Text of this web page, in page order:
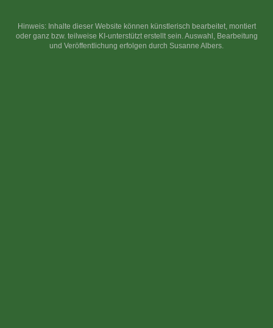
Hinweis: Inhalte dieser Website können künstlerisch bearbeitet, montiert
oder ganz bzw. teilweise KI-unterstützt erstellt sein. Auswahl, Bearbeitung
und Veröffentlichung erfolgen durch Susanne Albers.